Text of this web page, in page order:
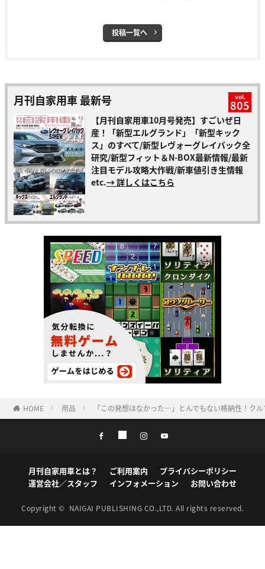
投稿一覧へ
月刊自家用車 最新号 vol.
805
【月刊自家用車10月号発売】すごいぜ日
産！「新型エルグランド」「新型キック
ス」のすべて/新型レヴォーグレイバック全
研究/新型フィット＆N-BOX最新情報/最新
注目モデル攻略大作戦/新車値引き生情報
etc.→ 詳しくはこちら
HOME 用品 「この発想はなかった…」とんでもない格納性！ク
月刊自家用車とは？ ご利用案内
プライバシーポリシー
運営会社／スタッフ
インフォメーション お問い合わせ
Copyright © NAIGAI PUBLISHING CO.,LTD. All rights reserved.